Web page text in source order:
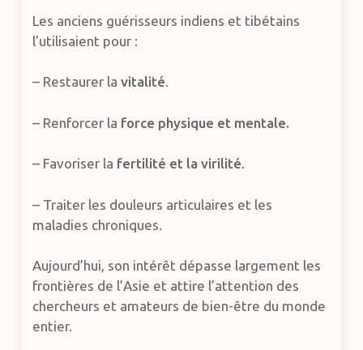
Les anciens guérisseurs indiens et tibétains
l’utilisaient pour :
– Restaurer lavitalité.
– Renforcer la force physique et mentale.
– Favoriser la fertilité et la virilité.
– Traiter les douleurs articulaires et les
maladies chroniques.
Aujourd’hui, son intérêt dépasse largement les
frontières de l’Asie et attire l’attention des
chercheurs et amateurs de bien-être du monde
entier.